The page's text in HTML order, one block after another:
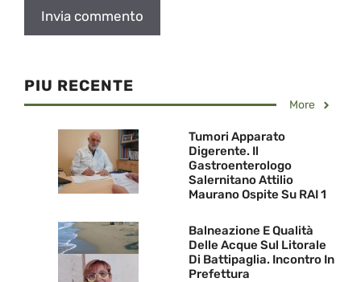
PIU RECENTE
More
Tumori Apparato
Digerente. Il
Gastroenterologo
Salernitano Attilio
Maurano Ospite Su RAI 1
Balneazione E Qualità
Delle Acque Sul Litorale
Di Battipaglia. Incontro In
Prefettura